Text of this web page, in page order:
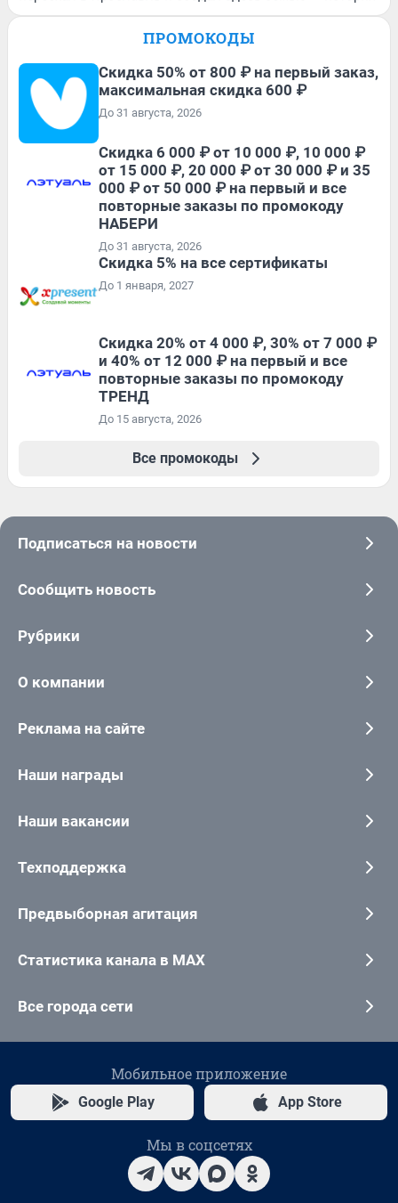
ПРОМОКОДЫ
Скидка 50% от 800 ₽ на первый заказ,
максимальная скидка 600 ₽
До 31 августа, 2026
Скидка 6 000 ₽ от 10 000 ₽, 10 000 ₽
от 15 000 ₽, 20 000 ₽ от 30 000 ₽ и 35
000 ₽ от 50 000 ₽ на первый и все
повторные заказы по промокоду
НАБЕРИ
До 31 августа, 2026
Скидка 5% на все сертификаты
До 1 января, 2027
Скидка 20% от 4 000 ₽, 30% от 7 000 ₽
и 40% от 12 000 ₽ на первый и все
повторные заказы по промокоду
ТРЕНД
До 15 августа, 2026
Все промокоды
Подписаться на новости
Сообщить новость
Рубрики
О компании
Реклама на сайте
Наши награды
Наши вакансии
Техподдержка
Предвыборная агитация
Статистика канала в MAX
Все города сети
Мобильное приложение
Google Play App Store
Мы в соцсетях